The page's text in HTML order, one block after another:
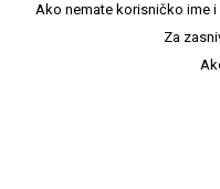
Ako nemate korisničko ime
Za